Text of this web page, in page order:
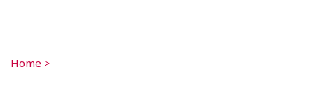
Home >